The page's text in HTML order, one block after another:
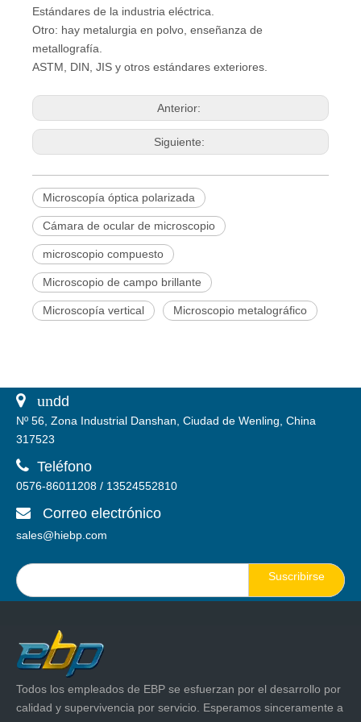
Estándares de la industria eléctrica.
Otro: hay metalurgia en polvo, enseñanza de
metallografía.
ASTM, DIN, JIS y otros estándares exteriores.
Anterior:
Siguiente:
Microscopía óptica polarizada
Cámara de ocular de microscopio
microscopio compuesto
Microscopio de campo brillante
Microscopía vertical Microscopio metalográfico
 undd
Nº 56, Zona Industrial Danshan, Ciudad de Wenling, China
317523
 Teléfono
0576-86011208 / 13524552810
 Correo electrónico
sales@hiebp.com
Suscribirse
Todos los empleados de EBP se esfuerzan por el desarrollo por
calidad y supervivencia por servicio. Esperamos sinceramente a